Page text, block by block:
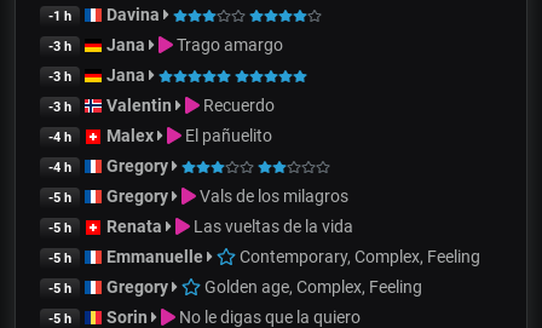
-1 h Davina
-3 h Jana Trago amargo
-3 h Jana
-3 h Valentin Recuerdo
-4 h Malex El pañuelito
-4 h Gregory
-5 h Gregory Vals de los milagros
-5 h Renata Las vueltas de la vida
-5 h Emmanuelle Contemporary, Complex, Feeling
-5 h Gregory Golden age, Complex, Feeling
-5 h Sorin No le digas que la quiero